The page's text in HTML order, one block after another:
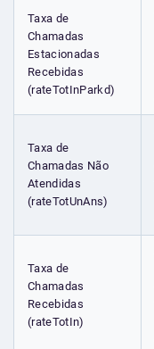
Taxa de
Chamadas
Estacionadas
Recebidas
(rateTotInParkd)
Taxa de
Chamadas Não
Atendidas
(rateTotUnAns)
Taxa de
Chamadas
Recebidas
(rateTotIn)